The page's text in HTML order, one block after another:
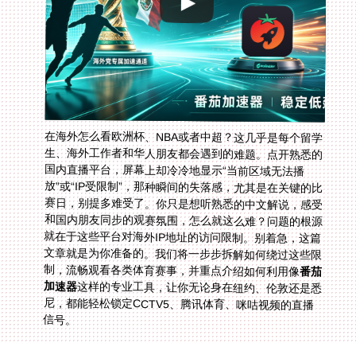
在海外怎么看欧洲杯、NBA或者中超？这几乎是每个留学
生、海外工作者和华人朋友都会遇到的难题。点开熟悉的
国内直播平台，屏幕上却冷冷地显示“当前区域无法播
放”或“IP受限制”，那种瞬间的失落感，尤其是在关键的比
赛日，别提多难受了。你只是想听熟悉的中文解说，感受
和国内朋友同步的观赛氛围，怎么就这么难？问题的根源
就在于这些平台对海外IP地址的访问限制。别着急，这篇
文章就是为你准备的。我们将一步步拆解如何绕过这些限
制，流畅观看各类体育赛事，并重点介绍如何利用像番茄
加速器这样的专业工具，让你无论身在纽约、伦敦还是悉
尼，都能轻松锁定CCTV5、腾讯体育、咪咕视频的直播
信号。